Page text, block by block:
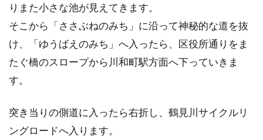
りまた小さな池が見えてきます。
そこから「ささぶねのみち」に沿って神秘的な道を抜
け、「ゆうばえのみち」へ入ったら、区役所通りをま
たぐ橋のスロープから川和町駅方面へ下っていきま
す。
突き当りの側道に入ったら右折し、鶴見川サイクルリ
ングロードへ入ります。